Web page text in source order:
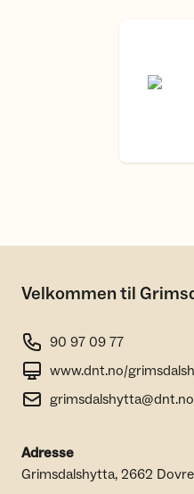
Velkommen til
90 97 09 77
www.dnt.no/
grimsdalshytta@dnt.no
Adresse
Grimsdalshytta, 2662 Dovre